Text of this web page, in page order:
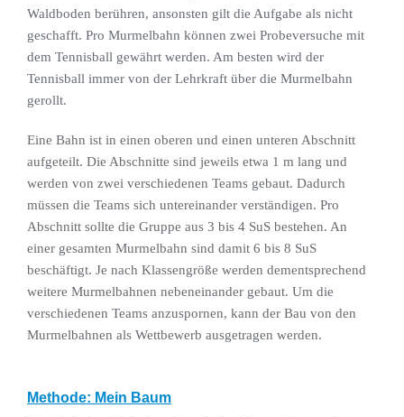
Waldboden berühren, ansonsten gilt die Aufgabe als nicht
geschafft. Pro Murmelbahn können zwei Probeversuche mit
dem Tennisball gewährt werden. Am besten wird der
Tennisball immer von der Lehrkraft über die Murmelbahn
gerollt.
Eine Bahn ist in einen oberen und einen unteren Abschnitt
aufgeteilt. Die Abschnitte sind jeweils etwa 1 m lang und
werden von zwei verschiedenen Teams gebaut. Dadurch
müssen die Teams sich untereinander verständigen. Pro
Abschnitt sollte die Gruppe aus 3 bis 4 SuS bestehen. An
einer gesamten Murmelbahn sind damit 6 bis 8 SuS
beschäftigt. Je nach Klassengröße werden dementsprechend
weitere Murmelbahnen nebeneinander gebaut. Um die
verschiedenen Teams anzuspornen, kann der Bau von den
Murmelbahnen als Wettbewerb ausgetragen werden.
Methode: Mein Baum